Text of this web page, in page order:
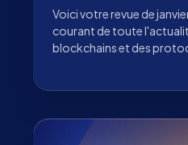
Voici votre revue de
courant de toute
blockchains et des